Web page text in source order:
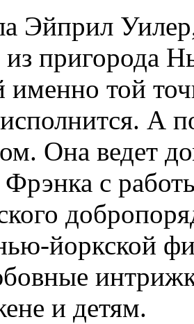
Эйприл
из пригорода
именно той
А
Она ведет
Фрэнка с
йоркской
и детям.